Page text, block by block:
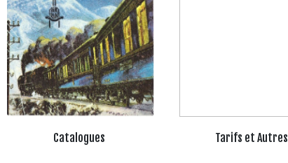
Catalogues Tarifs et Autres